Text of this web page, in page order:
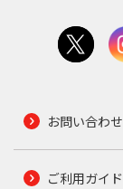
お問い合わせ
ご利用ガイド